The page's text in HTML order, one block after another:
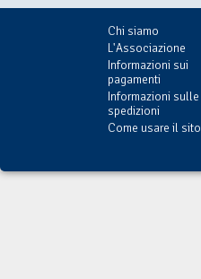
Chi siamo
L'Associazione
Informazioni sui
pagamenti
Informazioni sulle
spedizioni
Come usare il sito